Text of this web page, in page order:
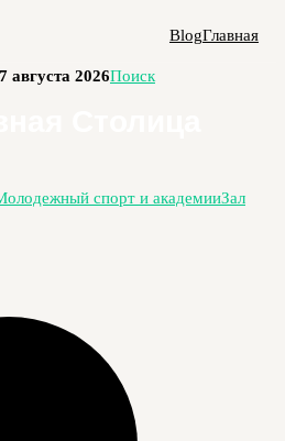
BlogГлавная
7 августа 2026Поиск
спорт и академииЗал